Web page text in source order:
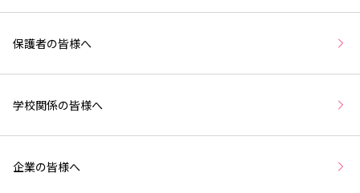
保護者の皆様へ
学校関係の皆様へ
企業の皆様へ